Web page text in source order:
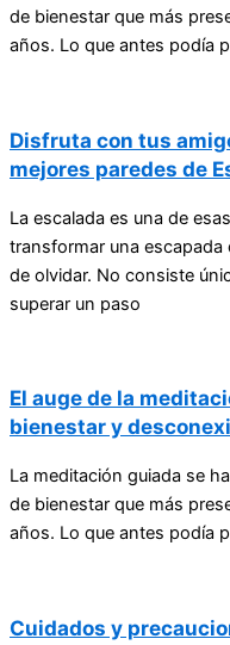
de bienestar que más
años. Lo que antes podía
Disfruta con tus
mejores paredes de
La escalada es una de
transformar una
de olvidar. No consiste
superar un paso
El auge de la
bienestar y
La meditación guiada se
de bienestar que más
años. Lo que antes podía
Cuidados y